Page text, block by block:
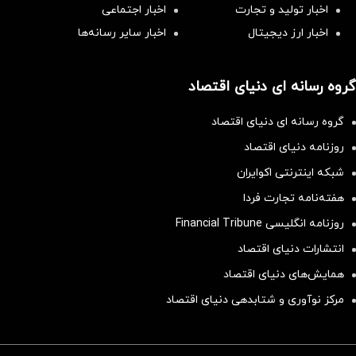
اخبار تولید و تجارت
اخبار اجتماعی
اخبار ارز دیجیتال
اخبار سایر رسانه‌‌ها
گروه رسانه ای دنیای اقتصاد
گروه رسانه ای دنیای اقتصاد
روزنامه دنیای اقتصاد
شبکه اینترنتی اکوایران
هفته‌نامه تجارت فردا
روزنامه انگلیسی Financial Tribune
انتشارات دنیای اقتصاد
همایش‌های دنیای اقتصاد
مرکز نوآوری و شتابدهی دنیای اقتصاد